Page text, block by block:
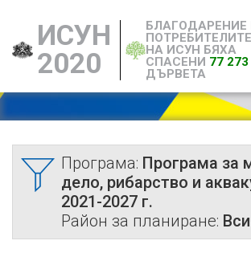
ИСУН
2020
БЛАГОДАРЕНИЕ
ПОТРЕБИТЕЛИТЕ
НА ИСУН БЯХА
СПАСЕНИ 77 273
ДЪРВЕТА
Програма: Програма за
дело, рибарство и
2021-2027 г.
Район за планиране: